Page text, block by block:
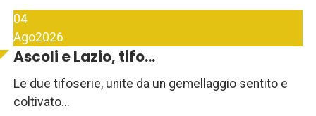
04
Ago2026
Ascoli e Lazio, tifo...
Le due tifoserie, unite da un gemellaggio sentito e
coltivato...